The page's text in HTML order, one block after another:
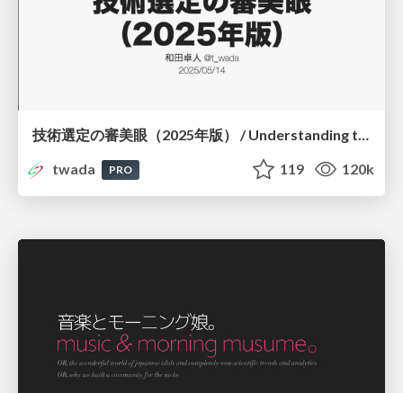
技術選定の審美眼（2025年版） / Understanding the Spiral of Technologies 2025 edition
twada
PRO 119 120k